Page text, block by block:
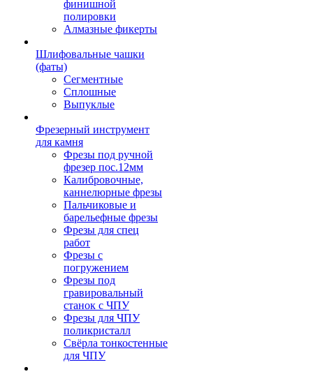
финишной
полировки
Алмазные фикерты
Шлифовальные чашки
(фаты)
Сегментные
Сплошные
Выпуклые
Фрезерный инструмент
для камня
Фрезы под ручной
фрезер пос.12мм
Калибровочные,
каннелюрные фрезы
Пальчиковые и
барельефные фрезы
Фрезы для спец
работ
Фрезы с
погружением
Фрезы под
гравировальный
станок с ЧПУ
Фрезы для ЧПУ
поликристалл
Свёрла тонкостенные
для ЧПУ